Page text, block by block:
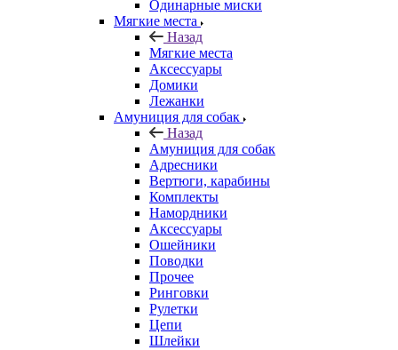
Одинарные миски
Мягкие места
Назад
Мягкие места
Аксессуары
Домики
Лежанки
Амуниция для собак
Назад
Амуниция для собак
Адресники
Вертюги, карабины
Комплекты
Намордники
Аксессуары
Ошейники
Поводки
Прочее
Ринговки
Рулетки
Цепи
Шлейки